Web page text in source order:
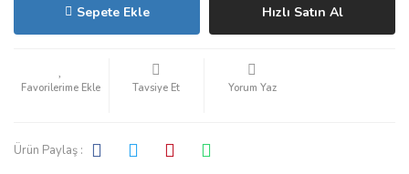
Sepete Ekle Hızlı Satın Al
Tavsiye Et Yorum Yaz
Ürün Paylaş :